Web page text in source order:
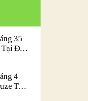
35
Tại Đà
4
Tại